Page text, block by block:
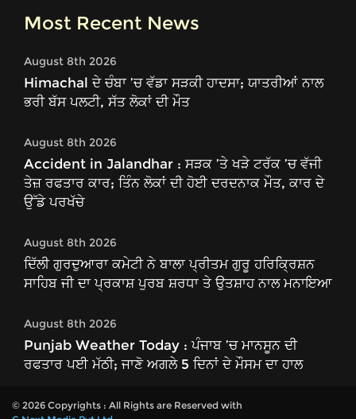
Most Recent News
August 8th 2026
Himachal ਦੇ ਚੰਬਾ ’ਚ ਵੱਡਾ ਸੜਕੀ ਹਾਦਸਾ; ਯਾਤਰੀਆਂ ਨਾਲ
ਭਰੀ ਬੱਸ ਪਲਟੀ, ਸੱਤ ਲੋਕਾਂ ਦੀ ਮੌਤ
August 8th 2026
Accident in Jalandhar : ਸੜਕ ’ਤੇ ਖੜੇ ਟਰੱਕ ’ਚ ਵੱਜੀ
ਤੇਜ਼ ਰਫਤਾਰ ਕਾਰ; ਤਿੰਨ ਲੋਕਾਂ ਦੀ ਹੋਈ ਦਰਦਨਾਕ ਮੌਤ, ਕਾਰ ਦੇ
ਉੱਡੇ ਪਰਖੱਚੇ
August 8th 2026
ਦਿੱਲੀ ਗੁਰਦੁਆਰਾ ਕਮੇਟੀ ਨੇ ਬਾਲਾ ਪ੍ਰੀਤਮ ਗੁਰੂ ਹਰਿਕ੍ਰਿਸ਼ਨ
ਸਾਹਿਬ ਜੀ ਦਾ ਪ੍ਰਕਾਸ਼ ਪੁਰਬ ਸ਼ਰਧਾ ਤੇ ਉਤਸ਼ਾਹ ਨਾਲ ਮਨਾਇਆ
August 8th 2026
Punjab Weather Today : ਪੰਜਾਬ ’ਚ ਮਾਨਸੂਨ ਦੀ
ਰਫਤਾਰ ਪਈ ਮੱਠੀ; ਜਾਣੋ ਅਗਲੇ 5 ਦਿਨਾਂ ਦੇ ਮੌਸਮ ਦਾ ਹਾਲ
© 2026 Copyrights : All Rights are Reserved with